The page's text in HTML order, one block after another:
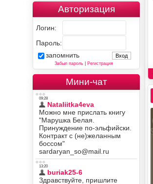
Авторизация
Логин:
Пароль:
запомнить
Забыл пароль| Регистрация
Мини-чат